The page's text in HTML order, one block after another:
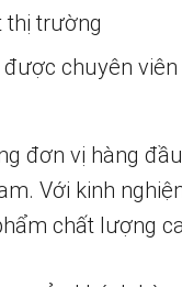
thị trường
chuyên
đơn vị hàng
Với kinh
chất lượng